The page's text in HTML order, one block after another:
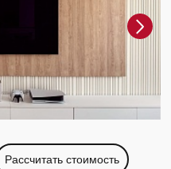
Рассчитать стоимость